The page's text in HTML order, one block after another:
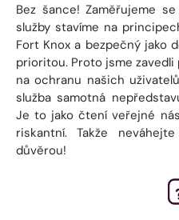
Bez šance! Zaměřujeme
služby stavíme na
Fort Knox a bezpečný jako
prioritou. Proto jsme
na ochranu našich
služba samotná
Je to jako čtení veřejné
riskantní. Takže
důvěrou!